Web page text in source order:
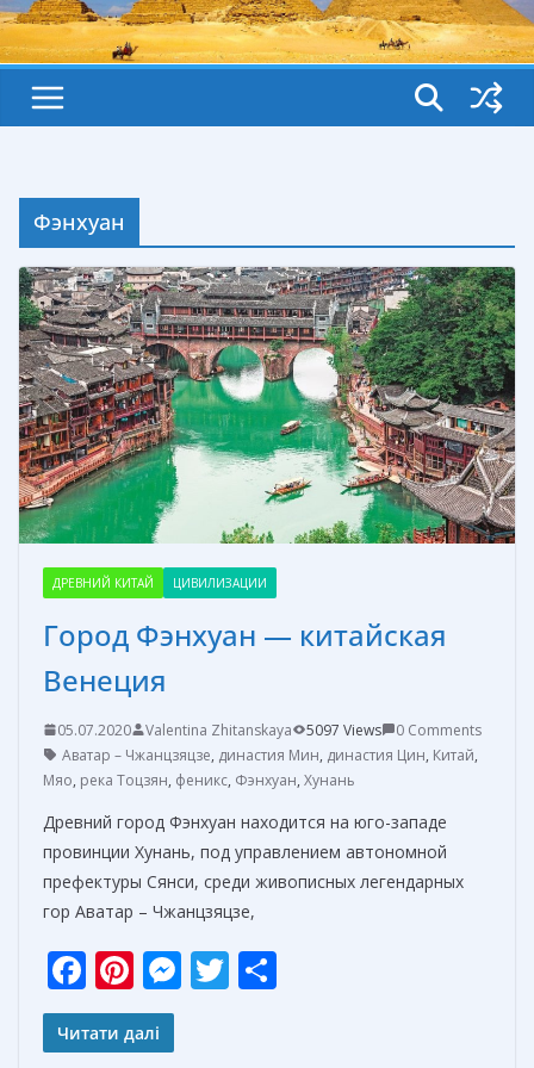
Фэнхуан
ДРЕВНИЙ КИТАЙ ЦИВИЛИЗАЦИИ
Город Фэнхуан — китайская
Венеция
05.07.2020 Valentina Zhitanskaya 5097 Views
0 Comments
Аватар – Чжанцзяцзе, династия Мин, династия Цин, Китай,
Мяо, река Тоцзян, феникс, Фэнхуан, Хунань
Древний город Фэнхуан находится на юго-западе
провинции Хунань, под управлением автономной
префектуры Сянси, среди живописных легендарных
гор Аватар – Чжанцзяцзе,
F
ac
e
Pi
nt
er
M T
Читати далі